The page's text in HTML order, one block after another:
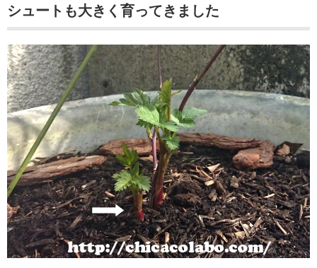
シュートも大きく育ってきました